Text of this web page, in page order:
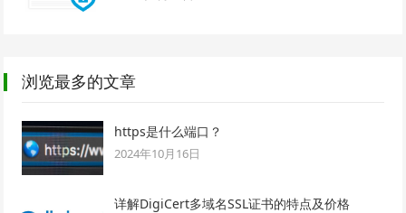
浏览最多的文章
https是什么端口？
2024年10月16日
详解DigiCert多域名SSL证书的特点及价格